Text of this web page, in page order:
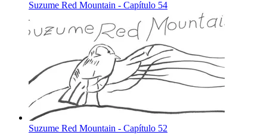
Suzume Red Mountain - Capítulo 54
Suzume Red Mountain - Capítulo 52